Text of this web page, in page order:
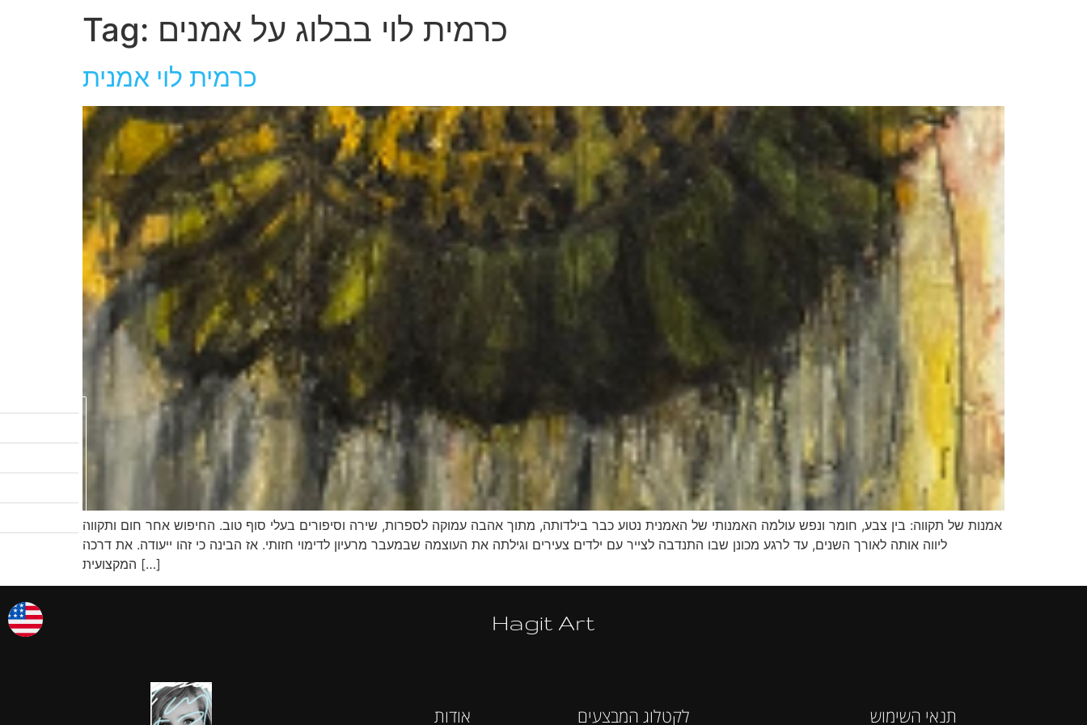
לקטלוג המבצעים
שיעורי ציור
לגלריות שלי
אודות
צרו קשר
Tag: כרמית לוי בבלוג על אמנים
כרמית לוי אמנית
אמנות של תקווה: בין צבע, חומר ונפש עולמה האמנותי של האמנית נטוע כבר בילדותה, מתוך אהבה עמוקה לספרות, שירה וסיפורים בעלי סוף טוב. החיפוש אחר חום ותקווה
ליווה אותה לאורך השנים, עד לרגע מכונן שבו התנדבה לצייר עם ילדים צעירים וגילתה את העוצמה שבמעבר מרעיון לדימוי חזותי. אז הבינה כי זהו ייעודה. את דרכה
המקצועית […]
Hagit Art
אודות לקטלוג המבצעים תנאי השימוש